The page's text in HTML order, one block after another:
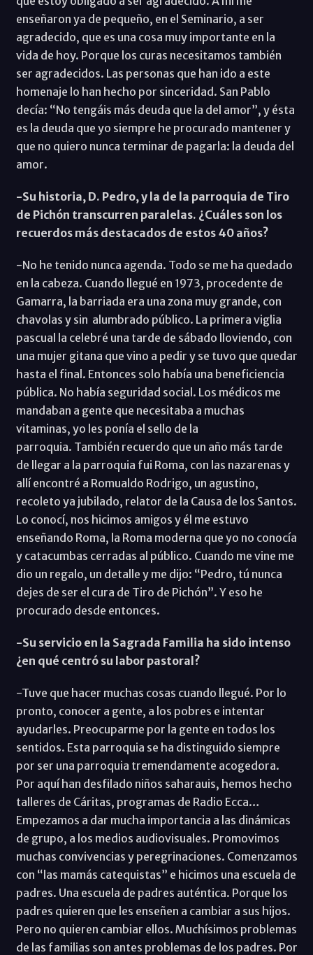
enseñaron ya de pequeño, en el Seminario, a ser
agradecido, que es una cosa muy importante en la
vida de hoy. Porque los curas necesitamos también
ser agradecidos. Las personas que han ido a este
homenaje lo han hecho por sinceridad. San Pablo
decía: “No tengáis más deuda que la del amor”, y ésta
es la deuda que yo siempre he procurado mantener y
que no quiero nunca terminar de pagarla: la deuda del
amor.
-Su historia, D. Pedro, y la de la parroquia de Tiro
de Pichón transcurren paralelas. ¿Cuáles son los
recuerdos más destacados de estos 40 años?
-No he tenido nunca agenda. Todo se me ha quedado
en la cabeza. Cuando llegué en 1973, procedente de
Gamarra, la barriada era una zona muy grande, con
chavolas y sin alumbrado público. La primera viglia
pascual la celebré una tarde de sábado lloviendo, con
una mujer gitana que vino a pedir y se tuvo que quedar
hasta el final. Entonces solo había una beneficiencia
pública. No había seguridad social. Los médicos me
mandaban a gente que necesitaba a muchas
vitaminas, yo les ponía el sello de la
parroquia. También recuerdo que un año más tarde
de llegar a la parroquia fui Roma, con las nazarenas y
allí encontré a Romualdo Rodrigo, un agustino,
recoleto ya jubilado, relator de la Causa de los Santos.
Lo conocí, nos hicimos amigos y él me estuvo
enseñando Roma, la Roma moderna que yo no conocía
y catacumbas cerradas al público. Cuando me vine me
dio un regalo, un detalle y me dijo: “Pedro, tú nunca
dejes de ser el cura de Tiro de Pichón”. Y eso he
procurado desde entonces.
-Su servicio en la Sagrada Familia ha sido intenso
¿en qué centró su labor pastoral?
-Tuve que hacer muchas cosas cuando llegué. Por lo
pronto, conocer a gente, a los pobres e intentar
ayudarles. Preocuparme por la gente en todos los
sentidos. Esta parroquia se ha distinguido siempre
por ser una parroquia tremendamente acogedora.
Por aquí han desfilado niños saharauis, hemos hecho
talleres de Cáritas, programas de Radio Ecca…
Empezamos a dar mucha importancia a las dinámicas
de grupo, a los medios audiovisuales. Promovimos
muchas convivencias y peregrinaciones. Comenzamos
con “las mamás catequistas” e hicimos una escuela de
padres. Una escuela de padres auténtica. Porque los
padres quieren que les enseñen a cambiar a sus hijos.
Pero no quieren cambiar ellos. Muchísimos problemas
de las familias son antes problemas de los padres. Por